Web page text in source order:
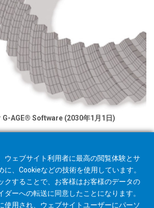
G-AGE® Software (2030年1月1日)
ウェブサイト利用者に最高の閲覧体験とサ
に、Cookieなどの技術を使用しています。
クすることで、お客様はお客様のデータの
ダーへの転送に同意したことになります。
使用され、ウェブサイトユーザーにパーソ